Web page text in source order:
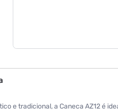
e tradicional, a Caneca AZ12 é